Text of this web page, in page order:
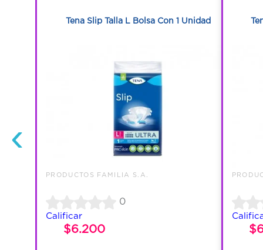
‹
Tena Slip Talla L Bolsa Con 1 Unidad
PRODUCTOS FAMILIA S.A.
0
Calificar
$6.200